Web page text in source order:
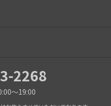
2268
～19:00